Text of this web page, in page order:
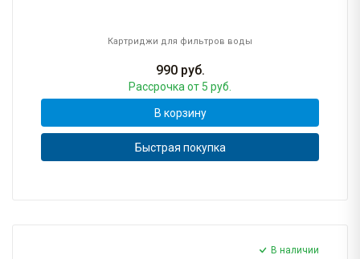
Картриджи для фильтров воды
990руб.
Рассрочка от 5 руб.
В корзину
Быстрая покупка
В наличии